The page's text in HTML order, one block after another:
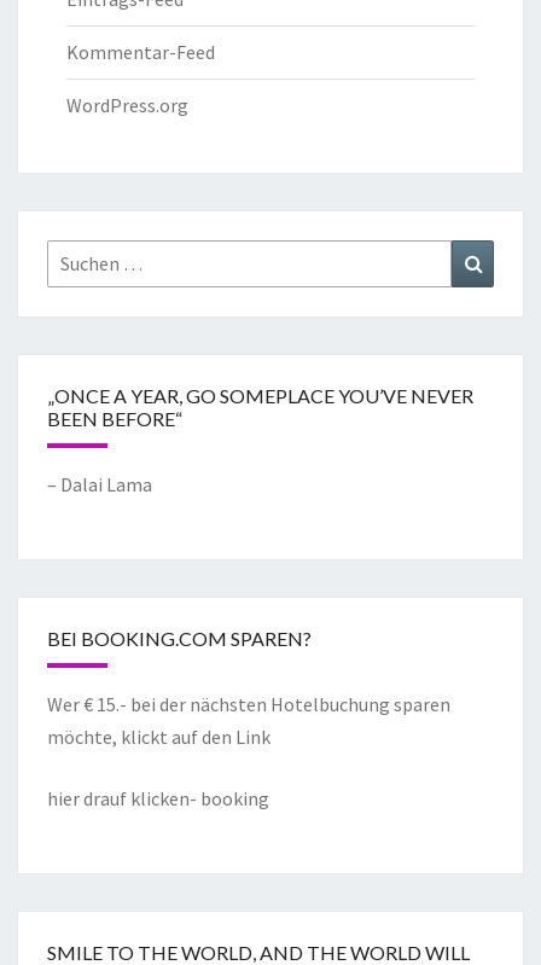
Kommentar-Feed
WordPress.org
„ONCE A YEAR, GO SOMEPLACE YOU’VE NEVER
BEEN BEFORE“
– Dalai Lama
BEI BOOKING.COM SPAREN?
Wer € 15.- bei der nächsten Hotelbuchung sparen
möchte, klickt auf den Link
hier drauf klicken- booking
SMILE TO THE WORLD, AND THE WORLD WILL